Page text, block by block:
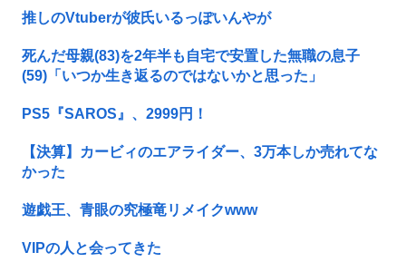
推しのVtuberが彼氏いるっぽいんやが
死んだ母親(83)を2年半も自宅で安置した無職の息子
(59)「いつか生き返るのではないかと思った」
PS5『SAROS』、2999円！
【決算】カービィのエアライダー、3万本しか売れてな
かった
遊戯王、青眼の究極竜リメイクwww
VIPの人と会ってきた